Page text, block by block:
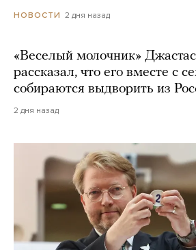
НОВОСТИ 2 дня назад
«Веселый молочник»
рассказал, что его вместе с
собираются выдворить из
2 дня назад